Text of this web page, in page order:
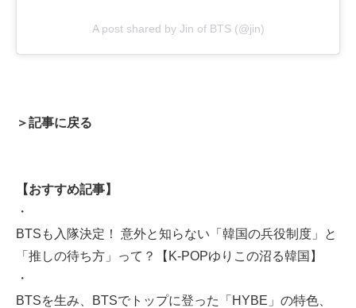
A post shared by Jin of BTS (@jin)
＞記事に戻る
【おすすめ記事】
・
BTSも入隊決定！ 意外と知らない「韓国の兵役制度」と
「推しの待ち方」って？【K-POPゆりこの沼る韓国】
・
BTSを生み、BTSでトップに登った「HYBE」の特色、